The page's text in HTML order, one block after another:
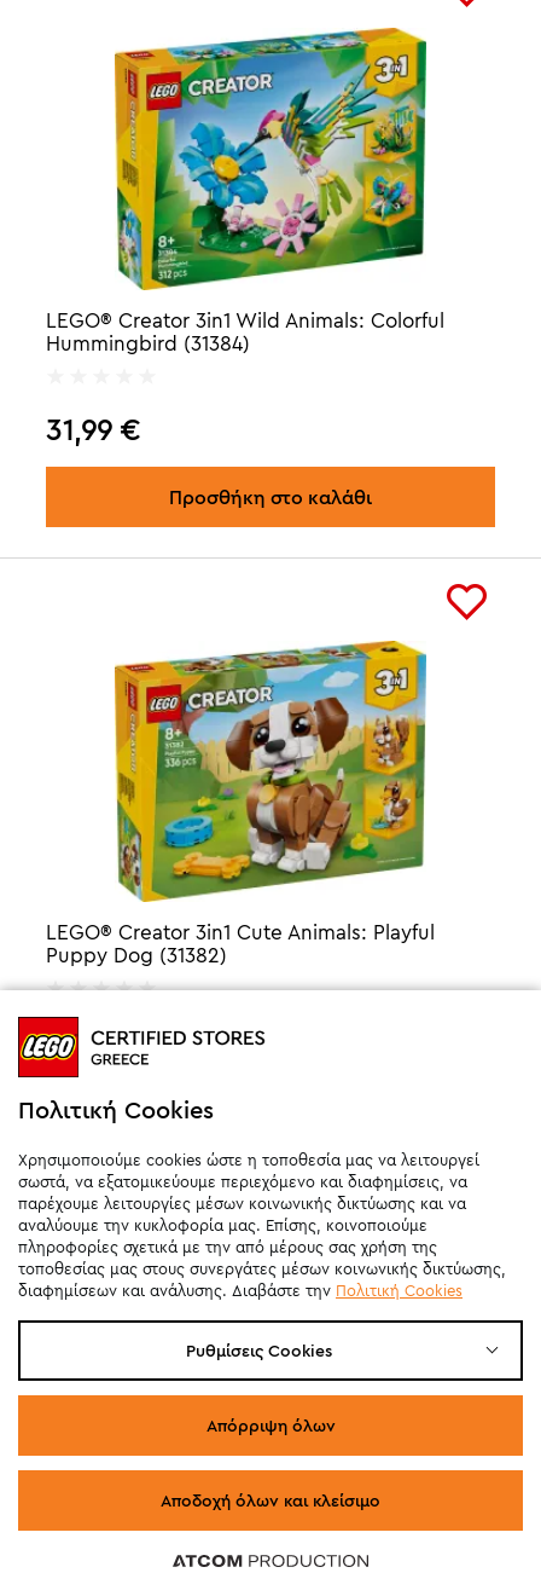
LEGO® Creator 3in1 Wild Animals: Colorful
Hummingbird (31384)
31,99 €
Προσθήκη στο καλάθι
LEGO® Creator 3in1 Cute Animals: Playful
Puppy Dog (31382)
31,99€
Προσθήκη στο καλάθι
Πολιτική Cookies
Χρησιμοποιούμε cookies ώστε η τοποθεσία μας να λειτουργεί
σωστά, να εξατομικεύουμε περιεχόμενο και διαφημίσεις, να
παρέχουμε λειτουργίες μέσων κοινωνικής δικτύωσης και να
αναλύουμε την κυκλοφορία μας. Επίσης, κοινοποιούμε
πληροφορίες σχετικά με την από μέρους σας χρήση της
τοποθεσίας μας στους συνεργάτες μέσων κοινωνικής δικτύωσης,
διαφημίσεων και ανάλυσης. Διαβάστε την Πολιτική Cookies
Ρυθμίσεις Cookies
Απόρριψη όλων
Αποδοχή όλων και κλείσιμο